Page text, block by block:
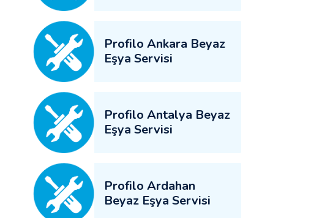
Profilo Ankara Beyaz
Eşya Servisi
Profilo Antalya Beyaz
Eşya Servisi
Profilo Ardahan
Beyaz Eşya Servisi